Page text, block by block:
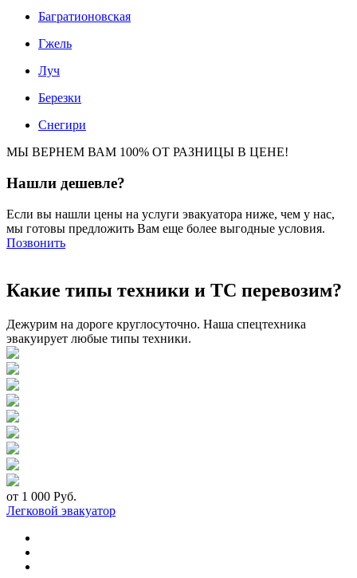
Багратионовская
Гжель
Луч
Березки
Снегири
МЫ ВЕРНЕМ ВАМ 100% ОТ РАЗНИЦЫ В ЦЕНЕ!
Нашли дешевле?
Если вы нашли цены на услуги эвакуатора ниже, чем у нас,
мы готовы предложить Вам еще более выгодные условия.
Позвонить
Какие типы техники и ТС перевозим?
Дежурим на дороге круглосуточно. Наша спецтехника
эвакуирует любые типы техники.
от 1 000 Руб.
Легковой эвакуатор